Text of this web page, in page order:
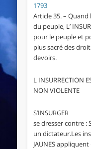
1793
Article 35. –
du peuple, L’
pour le peuple et
plus sacré des
devoirs.
L INSURRECTION
NON VIOLENTE
S’INSURGER
se dresser contre :
un dictateur.Les
JAUNES